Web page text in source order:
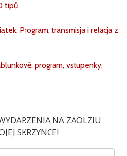
tipů
Program, transmisja i relacja z
program, vstupenky,
NA ZAOLZIU
SKRZYNCE!